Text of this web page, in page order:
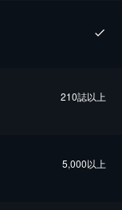
210誌以上
5,000以上